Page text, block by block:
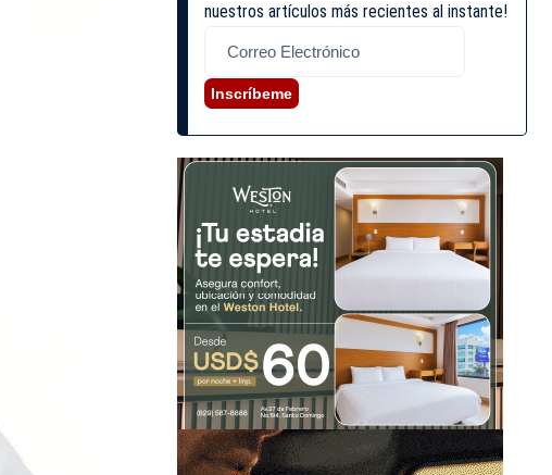
nuestros artículos más recientes al instante!
Inscríbeme